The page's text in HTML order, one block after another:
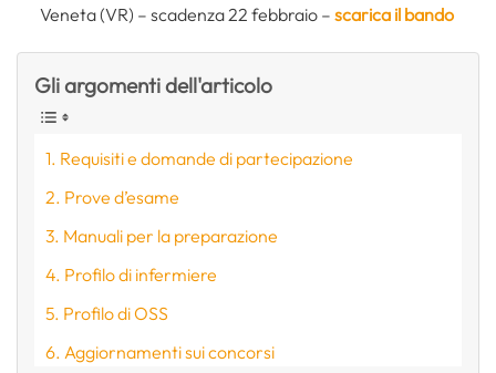
Veneta (VR) – scadenza 22 febbraio – scarica il bando
Gli argomenti dell'articolo
Requisiti e domande di partecipazione
Prove d’esame
Manuali per la preparazione
Profilo di infermiere
Profilo di OSS
Aggiornamenti sui concorsi